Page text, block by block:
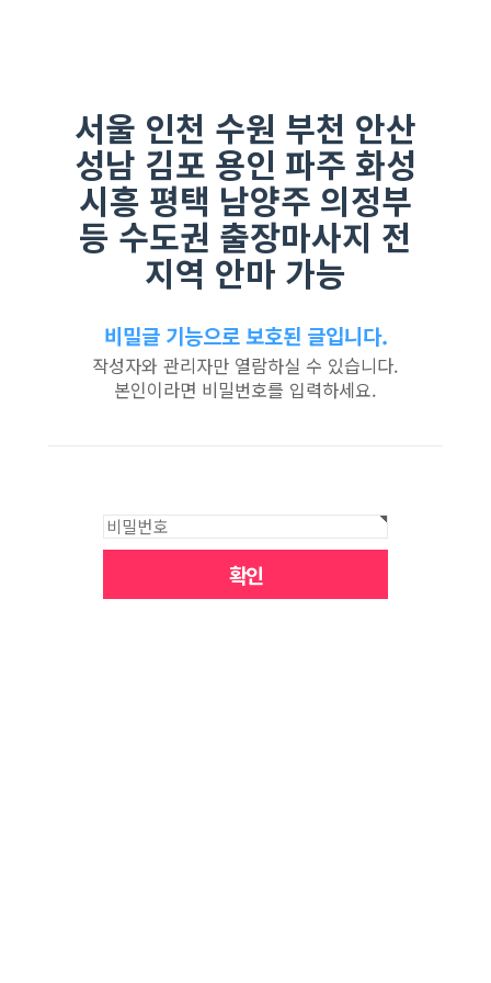
서울 인천 수원 부천 안산
성남 김포 용인 파주 화성
시흥 평택 남양주 의정부
등 수도권 출장마사지 전
지역 안마 가능
비밀글 기능으로 보호된 글입니다.
작성자와 관리자만 열람하실 수 있습니다.
본인이라면 비밀번호를 입력하세요.